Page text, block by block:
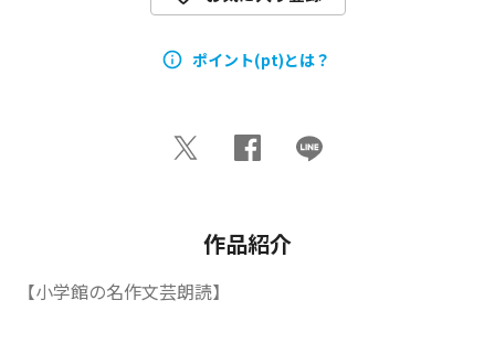
ポイント(pt)とは？
作品紹介
【小学館の名作文芸朗読】